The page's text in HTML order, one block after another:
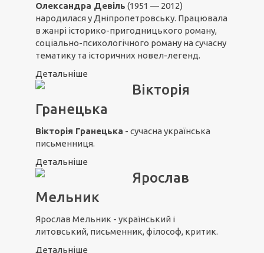
Олександра Девіль (1951 — 2012)
народилася у Дніпропетровську. Працювала
в жанрі історико-пригодницького роману,
соціально-психологічного роману на сучасну
тематику та історичних новел-легенд.
Детальніше
Вікторія
Гранецька
Вікторія Гранецька - сучасна українська
письменниця.
Детальніше
Ярослав
Мельник
Ярослав Мельник - український і
литовський, письменник, філософ, критик.
Детальніше